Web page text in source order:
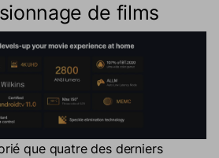
de films
que quatre des derniers